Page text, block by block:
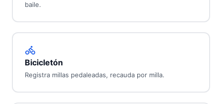
baile.
Bicicletón
Registra millas pedaleadas, recauda por milla.